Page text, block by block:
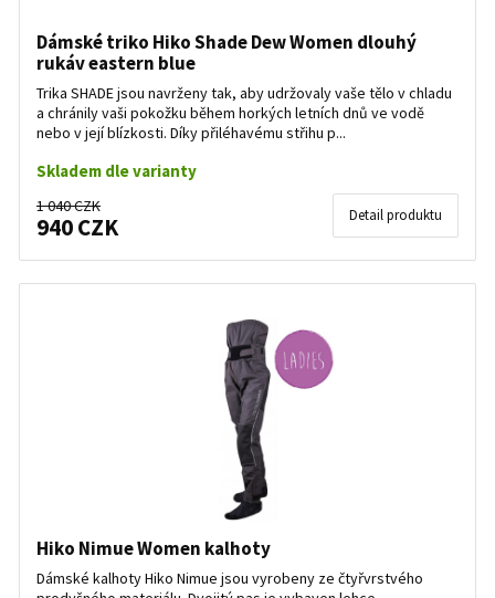
Dámské triko Hiko Shade Dew Women dlouhý
rukáv eastern blue
Trika SHADE jsou navrženy tak, aby udržovaly vaše tělo v chladu
a chránily vaši pokožku během horkých letních dnů ve vodě
nebo v její blízkosti. Díky přiléhavému střihu p...
Skladem dle varianty
1 040 CZK
940 CZK Detail produktu
Hiko Nimue Women kalhoty
Dámské kalhoty Hiko Nimue jsou vyrobeny ze čtyřvrstvého